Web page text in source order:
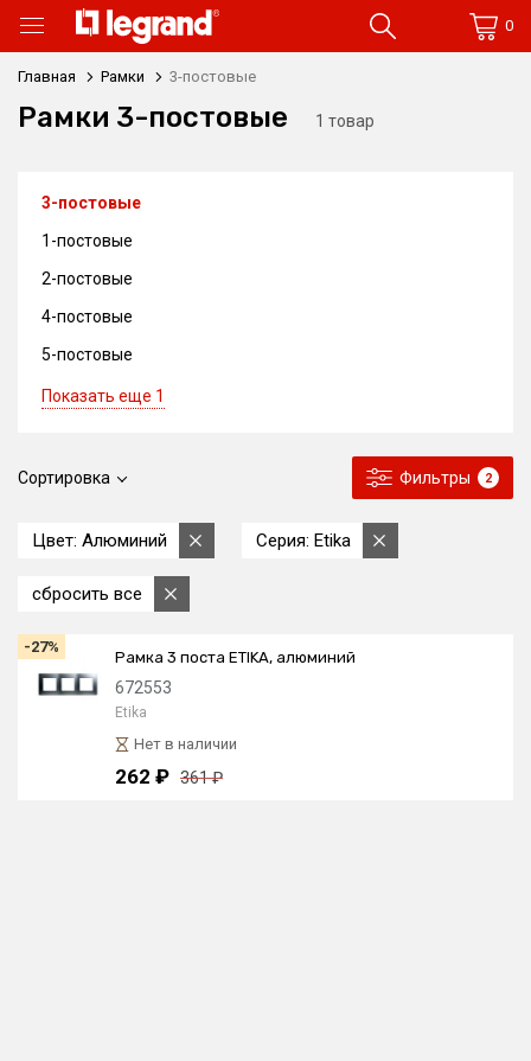
0
Главная Рамки 3-постовые
Рамки 3-постовые 1 товар
Сортировка Фильтры 2
Цвет: Алюминий Серия: Etika
сбросить все
-27%
Рамка 3 поста ETIKA, алюминий
672553
Etika
Нет в наличии
262 ₽ 361 ₽
3-постовые
1-постовые
2-постовые
4-постовые
5-постовые
Показать еще 1